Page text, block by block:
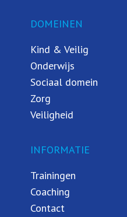
DOMEINEN
Kind & Veilig
Onderwijs
Sociaal domein
Zorg
Veiligheid
INFORMATIE
Trainingen
Coaching
Contact